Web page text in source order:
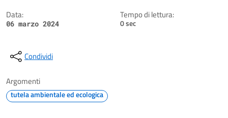
Data:
06 marzo 2024
Tempo di lettura:
0 sec
Condividi
Argomenti
tutela ambientale ed ecologica